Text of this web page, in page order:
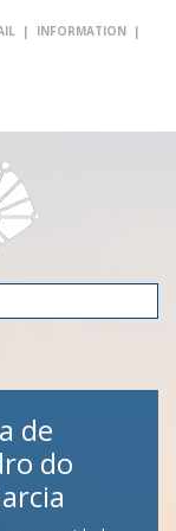
| INFORMATION |
de
do
e